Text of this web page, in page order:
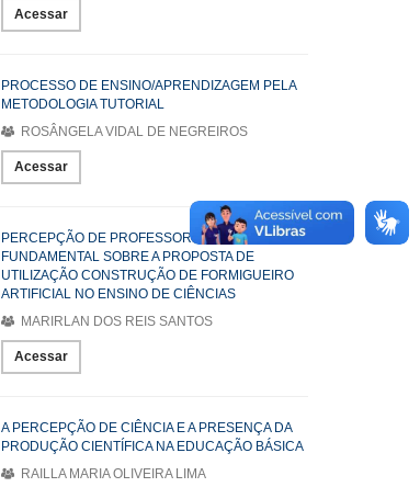
Acessar
PROCESSO DE ENSINO/APRENDIZAGEM PELA
METODOLOGIA TUTORIAL
ROSÂNGELA VIDAL DE NEGREIROS
Acessar
PERCEPÇÃO DE PROFESSORES DO ENSINO
FUNDAMENTAL SOBRE A PROPOSTA DE
UTILIZAÇÃO CONSTRUÇÃO DE FORMIGUEIRO
ARTIFICIAL NO ENSINO DE CIÊNCIAS
MARIRLAN DOS REIS SANTOS
Acessar
A PERCEPÇÃO DE CIÊNCIA E A PRESENÇA DA
PRODUÇÃO CIENTÍFICA NA EDUCAÇÃO BÁSICA
RAILLA MARIA OLIVEIRA LIMA